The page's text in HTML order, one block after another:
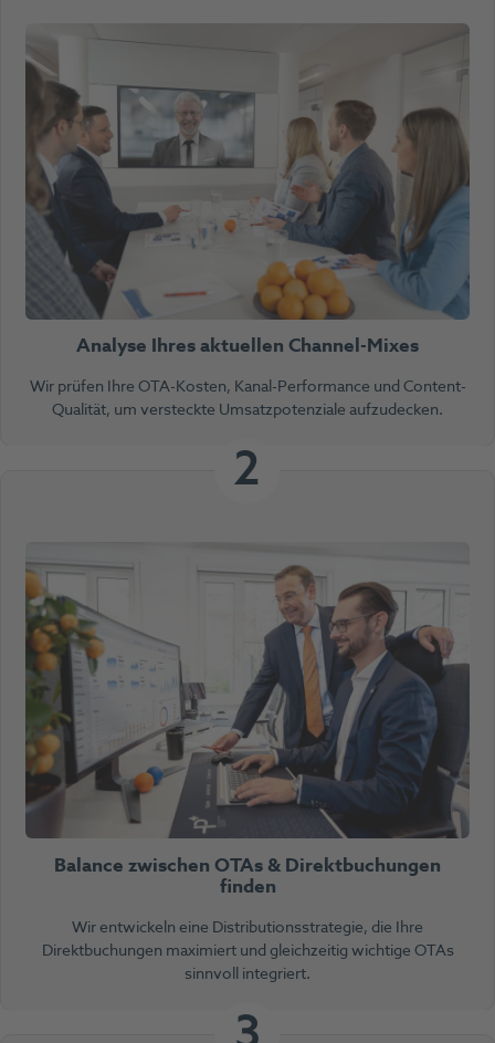
Analyse Ihres aktuellen Channel-Mixes
Wir prüfen Ihre OTA-Kosten, Kanal-Performance und Content-
Qualität, um versteckte Umsatzpotenziale aufzudecken.
2
Balance zwischen OTAs & Direktbuchungen
finden
Wir entwickeln eine Distributionsstrategie, die Ihre
Direktbuchungen maximiert und gleichzeitig wichtige OTAs
sinnvoll integriert.